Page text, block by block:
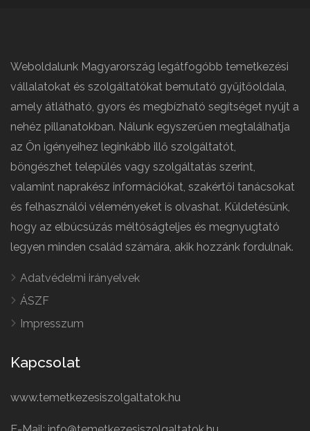
Weboldalunk Magyarország legátfogóbb temetkezési
vállalatokat és szolgáltatókat bemutató gyűjtőoldala,
amely átlátható, gyors és megbízható segítséget nyújt a
nehéz pillanatokban. Nálunk egyszerűen megtalálhatja
az Ön igényeihez leginkább illő szolgáltatót,
böngészhet település vagy szolgáltatás szerint,
valamint naprakész információkat, szakértői tanácsokat
és felhasználói véleményeket is olvashat. Küldetésünk,
hogy az elbúcsúzás méltóságteljes és megnyugtató
legyen minden család számára, akik hozzánk fordulnak.
Adatvédelmi irányelvek
ÁSZF
Impresszum
Kapcsolat
www.temetkezesiszolgaltatok.hu